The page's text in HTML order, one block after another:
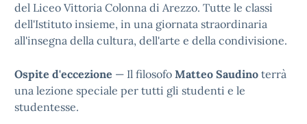
del Liceo Vittoria Colonna di Arezzo. Tutte le classi
dell'Istituto insieme, in una giornata straordinaria
all'insegna della cultura, dell'arte e della condivisione.
Ospite d'eccezione — Il filosofo Matteo Saudino terrà
una lezione speciale per tutti gli studenti e le
studentesse.